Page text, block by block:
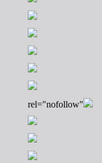
rel="nofollow"